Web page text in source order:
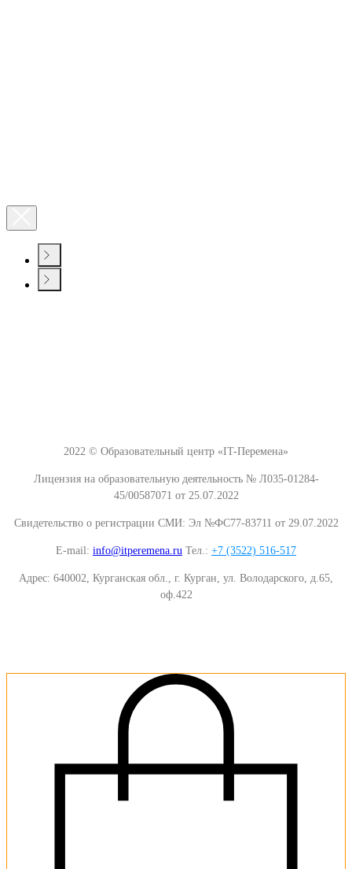
2022 © Образовательный центр «IT-Перемена»
Лицензия на образовательную деятельность № Л035-01284-
45/00587071 от 25.07.2022
Свидетельство о регистрации СМИ: Эл №ФС77-83711 от 29.07.2022
E-mail: info@itperemena.ru Тел.: +7 (3522) 516-517
Адрес: 640002, Курганская обл., г. Курган, ул. Володарского, д.65,
оф.422